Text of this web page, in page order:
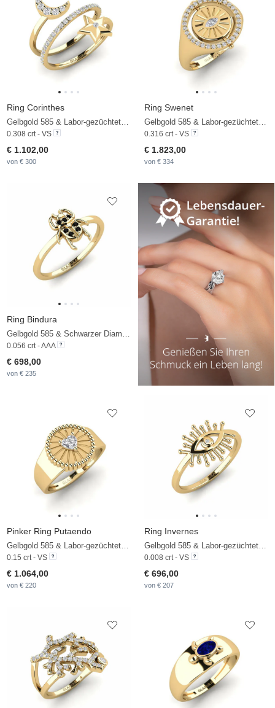
Ring Corinthes
0.308 crt - VS
€ 1.102,00
von € 300
Ring Swenet
0.316 crt - VS
€ 1.823,00
von € 334
Ring Bindura
0.056 crt - AAA
€ 698,00
von € 235
Pinker Ring Putaendo
0.15 crt - VS
€ 1.064,00
von € 220
Ring Invernes
0.008 crt - VS
€ 696,00
von € 207